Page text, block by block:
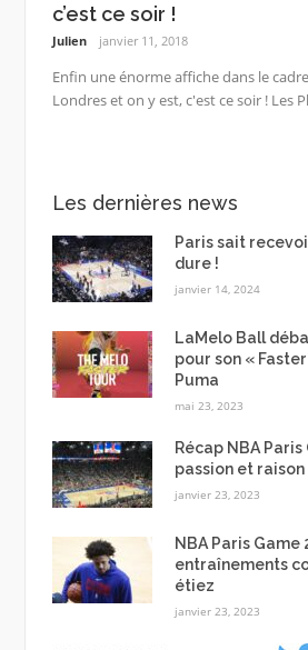
c’est ce soir !
Julien janvier 11, 2018
Enfin une énorme affiche dans le
Londres et on y est, c'est ce soir ! Les
Les dernières news
Paris sait
dure !
janvier 14, 2024
LaMelo Ball
pour son «
Puma
mai 23, 2023
Récap NBA
passion et raison
janvier 23, 2023
NBA Paris Game
entraînements
étiez
janvier 23, 2023